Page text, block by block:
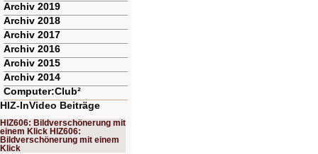
Archiv 2019
Archiv 2018
Archiv 2017
Archiv 2016
Archiv 2015
Archiv 2014
Computer:Club²
HIZ-InVideo Beiträge
HIZ606: Bildverschönerung mit
einem Klick HIZ606:
Bildverschönerung mit einem
Klick